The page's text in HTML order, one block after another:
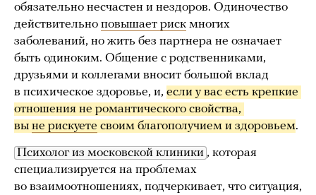
обязательно несчастен и нездоров. Одиночество
действительно повышает риск многих
заболеваний, но жить без партнера не означает
быть одиноким. Общение с родственниками,
друзьями и коллегами вносит большой вклад
в психическое здоровье, и, если у вас есть крепкие
отношения не романтического свойства,
вы не рискуете своим благополучием и здоровьем.
Психолог из московской клиники , которая
специализируется на проблемах
во взаимоотношениях, подчеркивает, что ситуация,